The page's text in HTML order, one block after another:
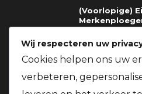
(Voorlopige)
Fondclub
03.08.2026
Richtlijnen
prijzen
Wij respecteren uw
Cookies helpen ons uw
verbeteren,